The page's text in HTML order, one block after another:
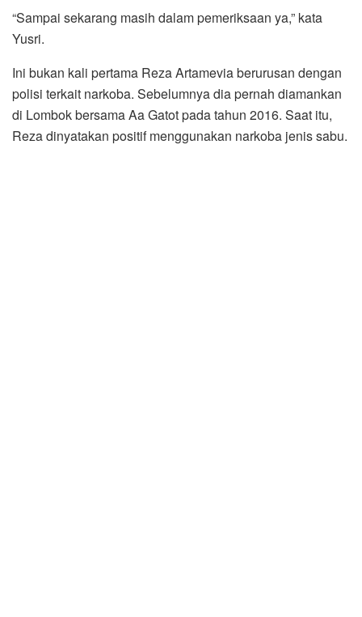
“Sampai sekarang masih dalam pemeriksaan ya,” kata
Yusri.
Ini bukan kali pertama Reza Artamevia berurusan dengan
polisi terkait narkoba. Sebelumnya dia pernah diamankan
di Lombok bersama Aa Gatot pada tahun 2016. Saat itu,
Reza dinyatakan positif menggunakan narkoba jenis sabu.